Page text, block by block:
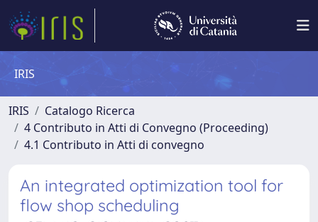
IRIS
IRIS
Catalogo Ricerca
4 Contributo in Atti di Convegno (Proceeding)
4.1 Contributo in Atti di convegno
An integrated optimization tool for
flow shop scheduling